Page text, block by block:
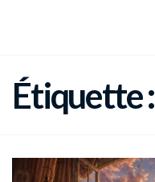
Étiquette :